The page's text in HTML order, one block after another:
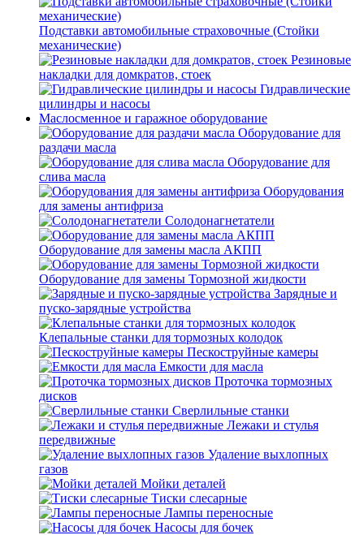
Подставки автомобильные страховочные (Стойки
механические)
Резиновые
накладки для домкратов, стоек
Гидравлические
цилиндры и насосы
Маслосменное и гаражное оборудование
Оборудование для
раздачи масла
Оборудование для
слива масла
Оборудования
для замены антифриза
Солодонагнетатели
Оборудование для замены масла АКПП
Оборудование для замены Тормозной жидкости
Зарядные и
пуско-зарядные устройства
Клепальные станки для тормозных колодок
Пескоструйные камеры
Емкости для масла
Проточка тормозных
дисков
Сверлильные станки
Лежаки и стулья
передвижные
Удаление выхлопных
газов
Мойки деталей
Тиски слесарные
Лампы переносные
Насосы для бочек